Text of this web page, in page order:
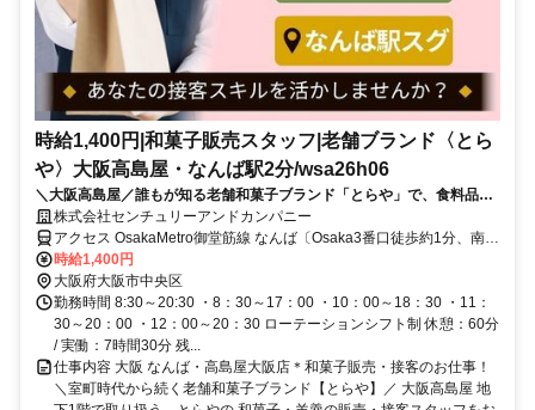
時給1,400円|和菓子販売スタッフ|老舗ブランド〈とら
や〉大阪高島屋・なんば駅2分/wsa26h06
＼大阪高島屋／誰もが知る老舗和菓子ブランド「とらや」で、食料品・
洋菓子などの販売経験が活かせる！百貨店ならではの上質な接客環境で
スキルアップも◎20代・30代・40代・50代の幅広い世代が活躍中
株式会社センチュリーアンドカンパニー
アクセス OsakaMetro御堂筋線 なんば〔Osaka3番口徒歩約1分、南海
本線 なんば〔南海線〕3F北口徒歩約2分、近鉄難波線 大阪難波〔近
鉄・阪神線〕21番口徒歩約4分 大阪メトロ御堂筋線 なんば駅 徒歩5分
時給1,400円
大阪府大阪市中央区
勤務時間 8:30～20:30 ・8：30～17：00 ・10：00～18：30 ・11：
30～20：00 ・12：00～20：30 ローテーションシフト制 休憩：60分
/ 実働：7時間30分 残...
仕事内容 大阪 なんば・高島屋大阪店＊和菓子販売・接客のお仕事！
＼室町時代から続く老舗和菓子ブランド【とらや】／ 大阪高島屋 地